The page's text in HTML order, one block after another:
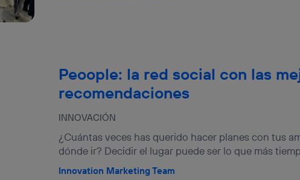
INNOVACIÓN
Peoople: la red social con las
recomendaciones
¿Cuántas veces has querido hacer planes con tus
dónde ir? Decidir el lugar puede ser lo que más
Innovation Marketing Team